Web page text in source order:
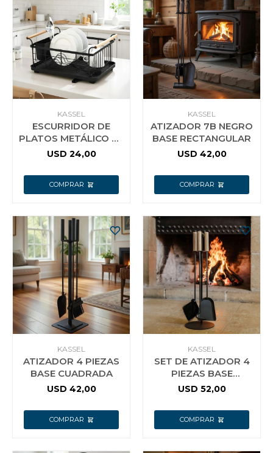
KASSEL
ESCURRIDOR DE
PLATOS METÁLICO DE
1 NIVEL KASSEL
USD 24,00
KASSEL
ATIZADOR 7B NEGRO
BASE RECTANGULAR
USD 42,00
KASSEL
ATIZADOR 4 PIEZAS
BASE CUADRADA
USD 42,00
KASSEL
SET DE ATIZADOR 4
PIEZAS BASE
REDONDA
USD 52,00
Gastronomía
Ferretería
Vestimenta y calzado